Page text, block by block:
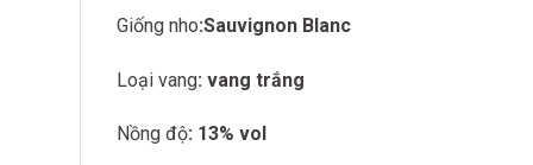
Giống nho:Sauvignon Blanc
Loại vang: vang trắng
Nồng độ: 13% vol